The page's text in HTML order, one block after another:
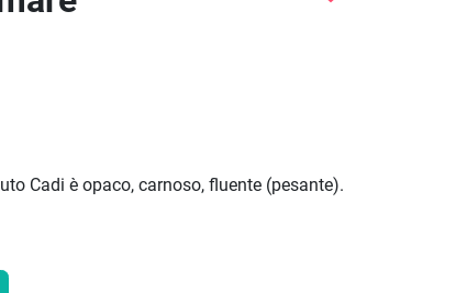
Cadi è opaco, carnoso, fluente (pesante).